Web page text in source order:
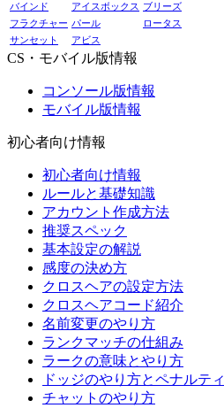
バインド
アイスボックス ブリーズ
フラクチャー パール
ロータス
サンセット
アビス
CS・モバイル版情報
コンソール版情報
モバイル版情報
初心者向け情報
初心者向け情報
ルールと基礎知識
アカウント作成方法
推奨スペック
基本設定の解説
感度の決め方
クロスヘアの設定方法
クロスヘアコード紹介
名前変更のやり方
ランクマッチの仕組み
ラークの意味とやり方
ドッジのやり方とペナルティ
チャットのやり方